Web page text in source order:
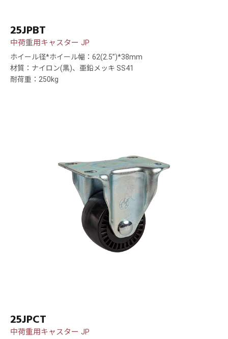
25JPBT
中荷重用キャスター JP
ホイール径*ホイール幅：62(2.5”)*38mm
材質：ナイロン(黒)、亜鉛メッキ SS41
耐荷重：250kg
25JPCT
中荷重用キャスター JP